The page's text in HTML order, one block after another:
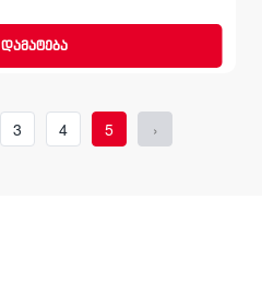
დამატება
3 4 5 ›